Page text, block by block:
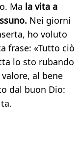
Ma la vita a
Nei giorni
ho voluto
frase: «Tutto ciò
lo sto rubando
al bene
dal buon Dio: